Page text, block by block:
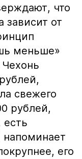
что
зависит от
меньше»
Чехонь
свежего
рублей,
есть
напоминает
его